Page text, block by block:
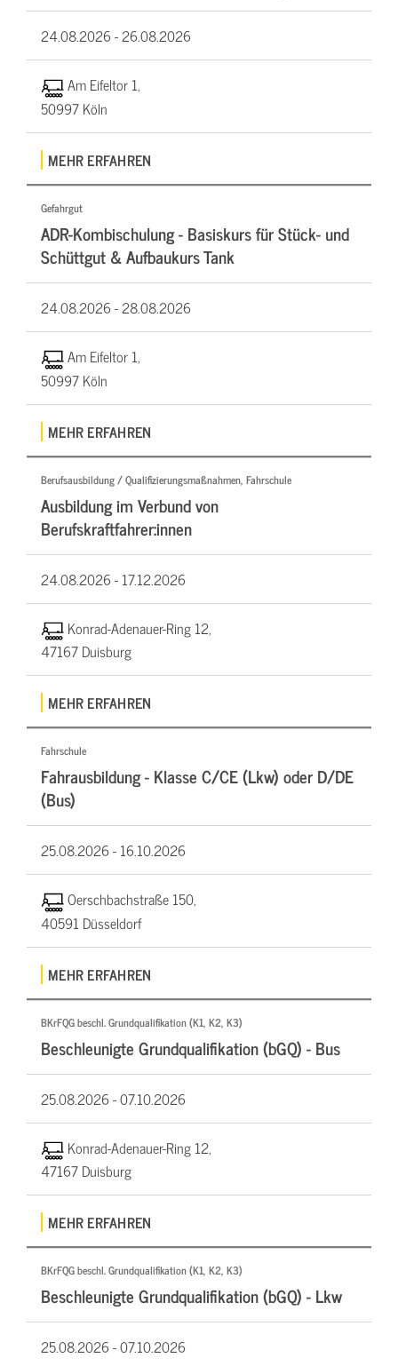
24.08.2026 -26.08.2026
Am Eifeltor 1,
50997 Köln
MEHR ERFAHREN
Gefahrgut
ADR-Kombischulung - Basiskurs für Stück- und
Schüttgut & Aufbaukurs Tank
24.08.2026 -28.08.2026
Am Eifeltor 1,
50997 Köln
MEHR ERFAHREN
Berufsausbildung / Qualifizierungsmaßnahmen, Fahrschule
Ausbildung im Verbund von
Berufskraftfahrer:innen
24.08.2026 -17.12.2026
Konrad-Adenauer-Ring 12,
47167 Duisburg
MEHR ERFAHREN
Fahrschule
Fahrausbildung - Klasse C/CE (Lkw) oder D/DE
(Bus)
25.08.2026 -16.10.2026
Oerschbachstraße 150,
40591 Düsseldorf
MEHR ERFAHREN
BKrFQG beschl. Grundqualifikation (K1, K2, K3)
Beschleunigte Grundqualifikation (bGQ) - Bus
25.08.2026 -07.10.2026
Konrad-Adenauer-Ring 12,
47167 Duisburg
MEHR ERFAHREN
BKrFQG beschl. Grundqualifikation (K1, K2, K3)
Beschleunigte Grundqualifikation (bGQ) - Lkw
25.08.2026 -07.10.2026